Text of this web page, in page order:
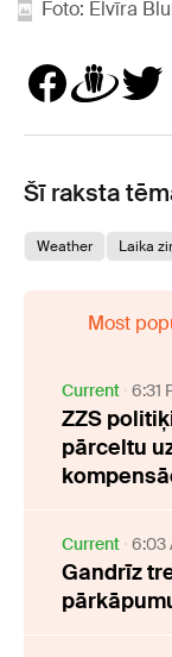
Foto: Elvīra
Šī raksta
Weather Laika
Most
Current 6:31
ZZS
pārceltu
Current 6:03
Gandrīz